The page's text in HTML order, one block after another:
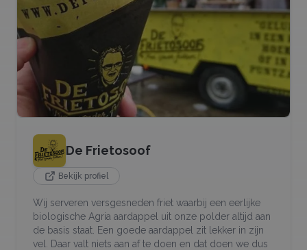
De Frietosoof
Bekijk profiel
Wij serveren versgesneden friet waarbij een eerlijke
biologische Agria aardappel uit onze polder altijd aan
de basis staat. Een goede aardappel zit lekker in zijn
vel. Daar valt niets aan af te doen en dat doen we dus